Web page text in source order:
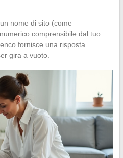
nome di sito (come
comprensibile dal tuo
fornisce una risposta
gira a vuoto.